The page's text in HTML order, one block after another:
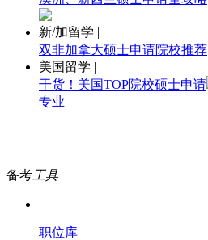
新/加留学 |
双非加拿大硕士申请院校推荐
美国留学 |
干货！美国TOP院校硕士申请
专业
备考 工具
职位库